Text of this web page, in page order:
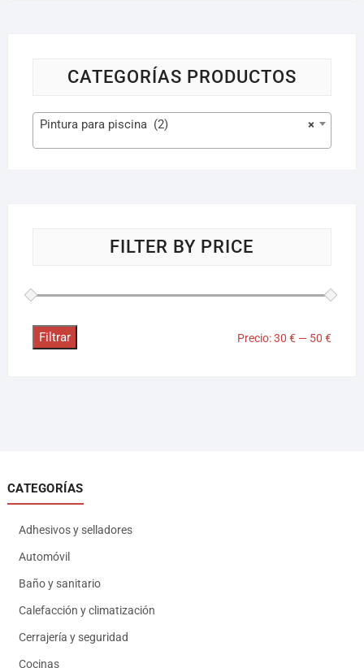
CATEGORÍAS PRODUCTOS
×
Pintura para piscina (2)
FILTER BY PRICE
Filtrar Precio:30 € — 50 €
CATEGORÍAS
Adhesivos y selladores
Automóvil
Baño y sanitario
Calefacción y climatización
Cerrajería y seguridad
Cocinas